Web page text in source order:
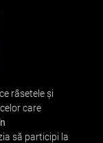
râsetele și
care
să participi la